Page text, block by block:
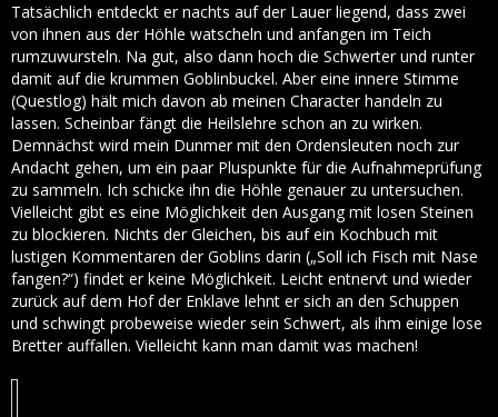
Tatsächlich entdeckt er nachts auf der Lauer liegend, dass zwei
von ihnen aus der Höhle watscheln und anfangen im Teich
rumzuwursteln. Na gut, also dann hoch die Schwerter und runter
damit auf die krummen Goblinbuckel. Aber eine innere Stimme
(Questlog) hält mich davon ab meinen Character handeln zu
lassen. Scheinbar fängt die Heilslehre schon an zu wirken.
Demnächst wird mein Dunmer mit den Ordensleuten noch zur
Andacht gehen, um ein paar Pluspunkte für die Aufnahmeprüfung
zu sammeln. Ich schicke ihn die Höhle genauer zu untersuchen.
Vielleicht gibt es eine Möglichkeit den Ausgang mit losen Steinen
zu blockieren. Nichts der Gleichen, bis auf ein Kochbuch mit
lustigen Kommentaren der Goblins darin („Soll ich Fisch mit Nase
fangen?“) findet er keine Möglichkeit. Leicht entnervt und wieder
zurück auf dem Hof der Enklave lehnt er sich an den Schuppen
und schwingt probeweise wieder sein Schwert, als ihm einige lose
Bretter auffallen. Vielleicht kann man damit was machen!